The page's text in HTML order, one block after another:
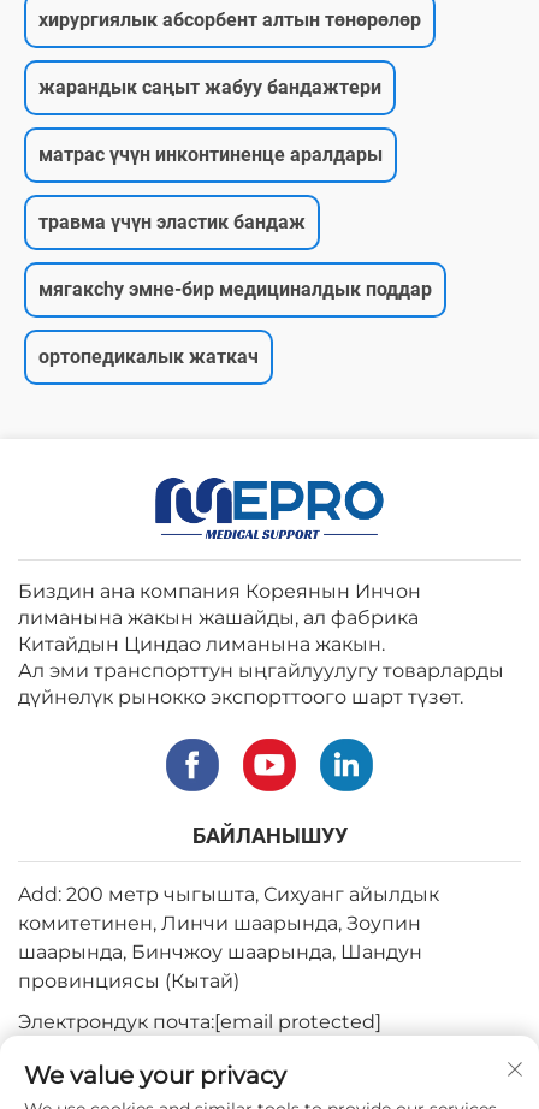
хирургиялык абсорбент алтын төнөрөлөр
жарандык саңыт жабуу бандажтери
матрас үчүн инконтиненце аралдары
травма үчүн эластик бандаж
мягакchy эмне-бир медициналдык поддар
ортопедикалык жаткач
Биздин ана компания Кореянын Инчон
лиманына жакын жашайды, ал фабрика
Китайдын Циндао лиманына жакын.
Ал эми транспорттун ыңгайлуулугу товарларды
дүйнөлүк рынокко экспорттоого шарт түзөт.
БАЙЛАНЫШУУ
Add: 200 метр чыгышта, Сихуанг айылдык
комитетинен, Линчи шаарында, Зоупин
шаарында, Бинчжоу шаарында, Шандун
провинциясы (Кытай)
Электрондук почта:[email protected]
Тел:
+82-3180427370
Телефон:+86-15564344404
We value your privacy